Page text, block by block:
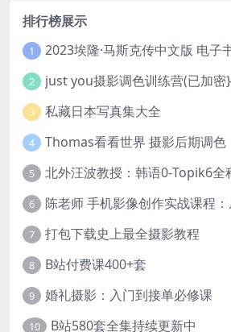
排行榜展示
1 2023埃隆·马斯克传中文版 电子
2 just you摄影调色训练营(已加密}
3 私藏日本写真集大全
4
5 北外汪波教授：韩语0-Topik6全
6
7 打包下载史上最全摄影教程
8 B站付费课400+套
9 婚礼摄影：入门到接单必修课
10 B站580套全集持续更新中